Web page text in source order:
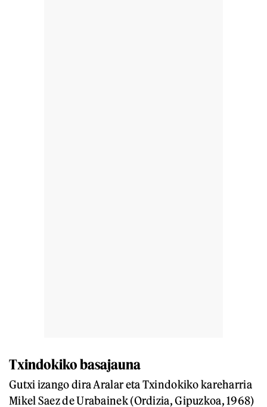
Txindokiko basajauna
Gutxi izango dira Aralar eta Txindokiko kareharria
Mikel Saez de Urabainek (Ordizia, Gipuzkoa, 1968)